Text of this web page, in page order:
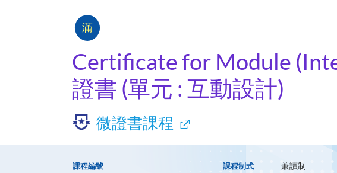
Certificate for Module
證書 (單元 : 互動設計)
微證書課程
課程編號 課程制式 兼讀制